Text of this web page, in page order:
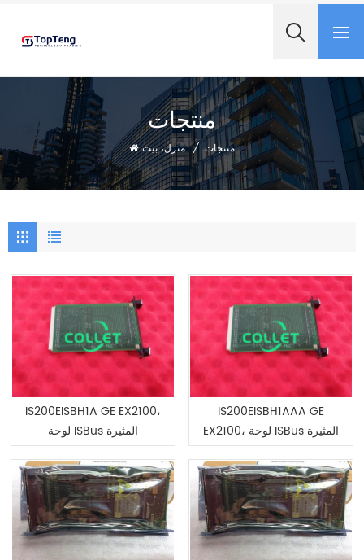
منتجات
منزل، بيت / منتجات
IS200EISBH1A GE EX2100،
لوحة ISBus المثيرة
IS200EISBH1AAA GE
EX2100، لوحة ISBus المثيرة